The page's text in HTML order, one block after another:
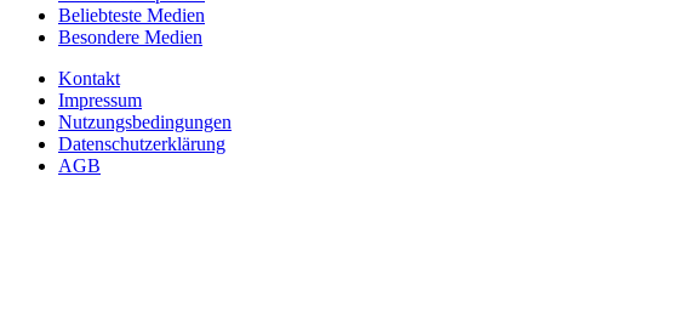
Beliebteste Medien
Besondere Medien
Kontakt
Impressum
Nutzungsbedingungen
Datenschutzerklärung
AGB